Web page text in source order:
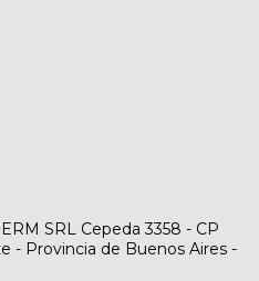
SRL Cepeda 3358 - CP
- Provincia de Buenos Aires -